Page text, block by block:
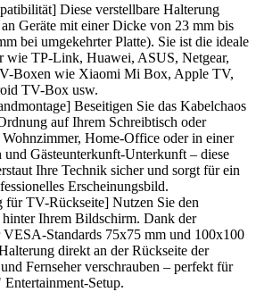
Diese verstellbare Halterung
Geräte mit einer Dicke von 23 mm bis
bei umgekehrter Platte). Sie ist die ideale
wie TP-Link, Huawei, ASUS, Netgear,
Boxen wie Xiaomi Mi Box, Apple TV,
TV-Box usw.
Beseitigen Sie das Kabelchaos
auf Ihrem Schreibtisch oder
Home-Office oder in einer
und Gästeunterkunft-Unterkunft – diese
Ihre Technik sicher und sorgt für ein
Erscheinungsbild.
TV-Rückseite] Nutzen Sie den
hinter Ihrem Bildschirm. Dank der
VESA-Standards 75x75 mm und 100x100
direkt an der Rückseite der
Fernseher verschrauben – perfekt für
Setup.